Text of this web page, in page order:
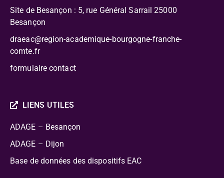
Site de Besançon : 5, rue Général Sarrail 25000
Besançon
draeac@region-academique-bourgogne-franche-
comte.fr
formulaire contact
LIENS UTILES
ADAGE – Besançon
ADAGE – Dijon
Base de données des dispositifs EAC